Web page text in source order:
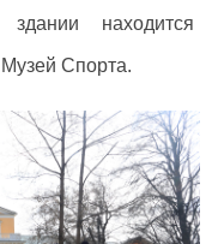
находится
Спорта.